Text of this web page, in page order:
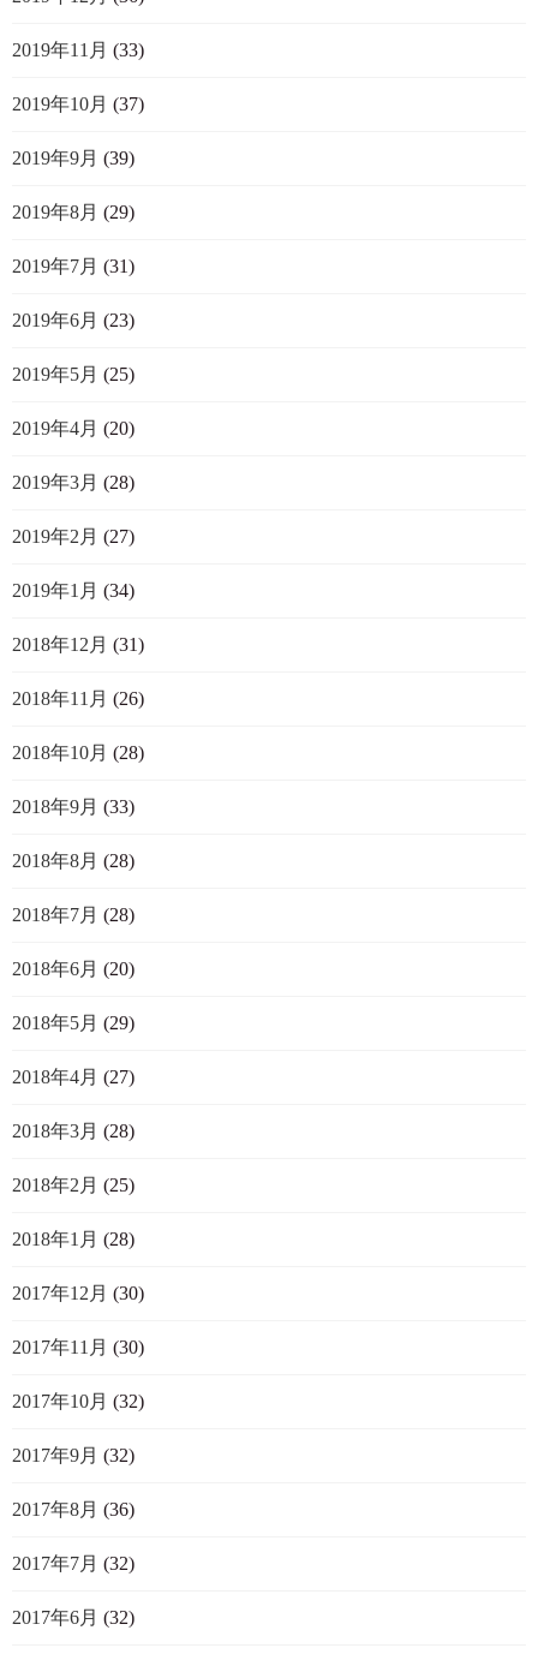
2019年11月 (33)
2019年10月 (37)
2019年9月 (39)
2019年8月 (29)
2019年7月 (31)
2019年6月 (23)
2019年5月 (25)
2019年4月 (20)
2019年3月 (28)
2019年2月 (27)
2019年1月 (34)
2018年12月 (31)
2018年11月 (26)
2018年10月 (28)
2018年9月 (33)
2018年8月 (28)
2018年7月 (28)
2018年6月 (20)
2018年5月 (29)
2018年4月 (27)
2018年3月 (28)
2018年2月 (25)
2018年1月 (28)
2017年12月 (30)
2017年11月 (30)
2017年10月 (32)
2017年9月 (32)
2017年8月 (36)
2017年7月 (32)
2017年6月 (32)